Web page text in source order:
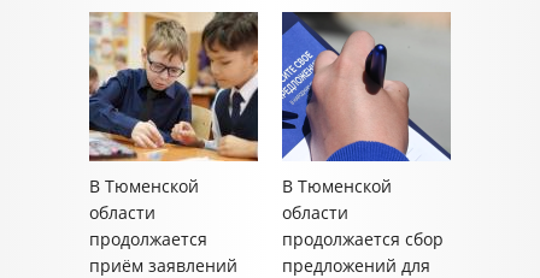
В Тюменской
области
продолжается
приём заявлений
В Тюменской
области
продолжается сбор
предложений для